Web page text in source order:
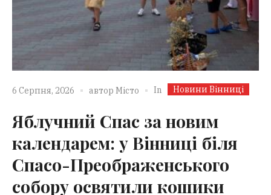
6 Серпня, 2026 автор Місто In Новини Вінниці
Яблучний Спас за новим
календарем: у Вінниці біля
Спасо-Преображенського
собору освятили кошики